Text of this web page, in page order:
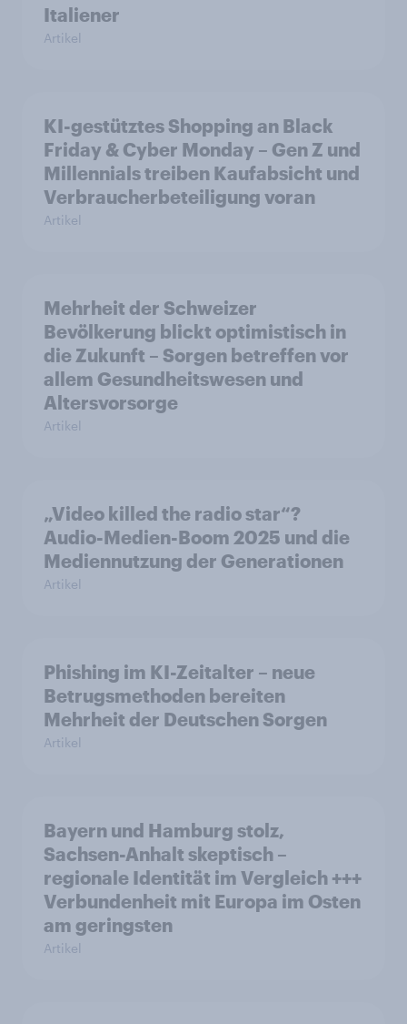
Italiener
Artikel
KI-gestütztes Shopping an Black
Friday & Cyber Monday – Gen Z und
Millennials treiben Kaufabsicht und
Verbraucherbeteiligung voran
Artikel
Mehrheit der Schweizer
Bevölkerung blickt optimistisch in
die Zukunft – Sorgen betreffen vor
allem Gesundheitswesen und
Altersvorsorge
Artikel
„Video killed the radio star“?
Audio-Medien-Boom 2025 und die
Mediennutzung der Generationen
Artikel
Phishing im KI-Zeitalter – neue
Betrugsmethoden bereiten
Mehrheit der Deutschen Sorgen
Artikel
Bayern und Hamburg stolz,
Sachsen-Anhalt skeptisch –
regionale Identität im Vergleich +++
Verbundenheit mit Europa im Osten
am geringsten
Artikel